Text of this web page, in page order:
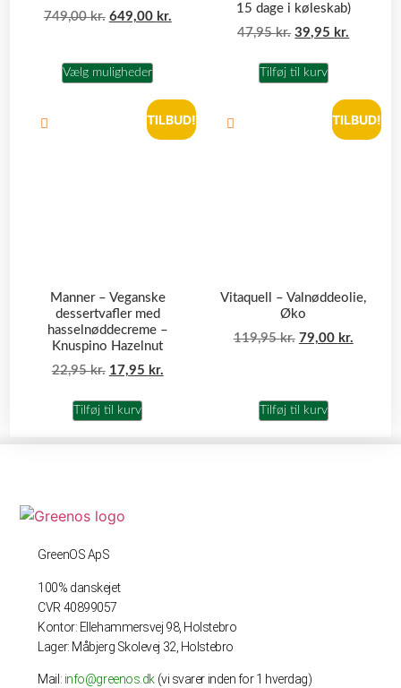
749,00kr. 649,00 kr.
Vælg muligheder
15 dage i køleskab)
47,95kr. 39,95 kr.
Tilføj til kurv
TILBUD!
Manner – Veganske
dessertvafler med
hasselnøddecreme –
Knuspino Hazelnut
22,95kr. 17,95 kr.
Tilføj til kurv
TILBUD!
Vitaquell – Valnøddeolie,
Øko
119,95kr. 79,00 kr.
Tilføj til kurv
GreenOS ApS
100% danskejet
CVR 40899057
Kontor: Ellehammersvej 98, Holstebro
Lager: Måbjerg Skolevej 32, Holstebro
Mail: info@greenos.dk (vi svarer inden for 1 hverdag)